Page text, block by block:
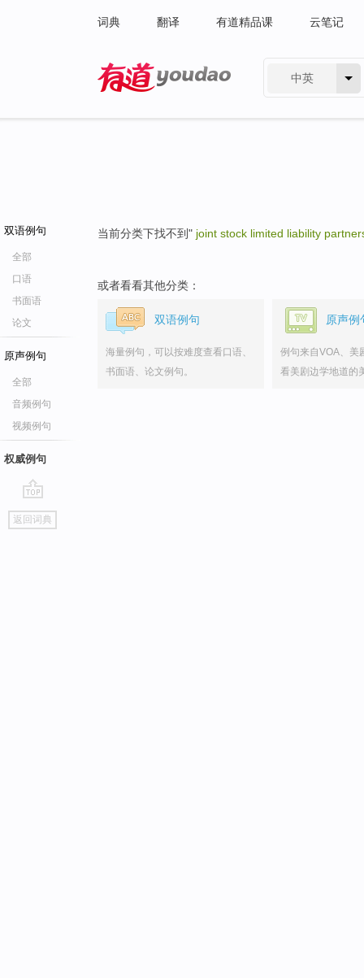
词典 翻译 有道精品课 云笔记
中英
双语例句
全部
口语
书面语
论文
原声例句
全部
音频例句
视频例句
权威例句
go
top
返回词典
当前分类下找不到" joint stock limited liability
或者看看其他分类：
双语例句
海量例句，可以按难度查看口语、
书面语、论文例句。
原声例
例句来自VOA、美
看美剧边学地道的